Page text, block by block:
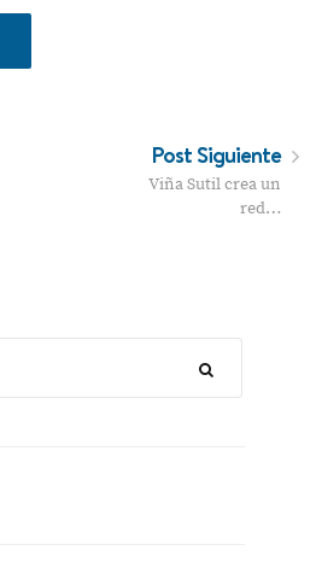
Post Siguiente
Viña Sutil crea un
red…